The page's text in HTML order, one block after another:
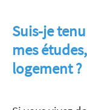
Suis-je
mes
logement ?